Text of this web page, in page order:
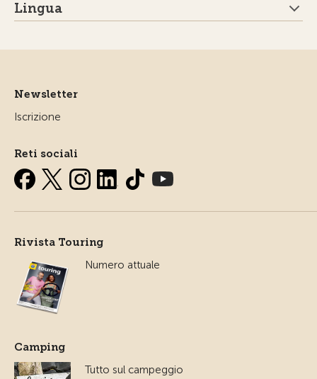
Lingua
Newsletter
Iscrizione
Reti sociali
Rivista Touring
Numero attuale
Camping
Tutto sul campeggio